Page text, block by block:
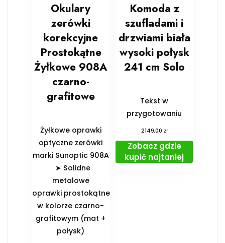
Okulary
zerówki
korekcyjne
Prostokątne
Żyłkowe 908A
czarno-
grafitowe
Żyłkowe oprawki
optyczne zerówki
marki Sunoptic 908A
➤ Solidne
metalowe
oprawki prostokątne
w kolorze czarno-
grafitowym (mat +
połysk)
Komoda z
szufladami i
drzwiami biała
wysoki połysk
241 cm Solo
Tekst w
przygotowaniu
2149,00 zł
Zobacz gdzie
kupić najtaniej